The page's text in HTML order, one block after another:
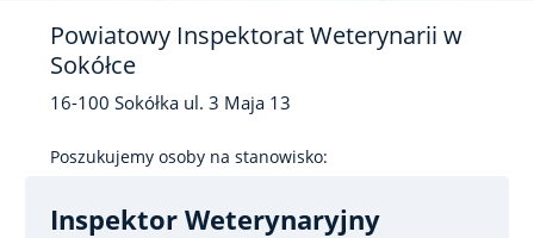
Powiatowy Inspektorat Weterynarii w
Sokółce
16-100 Sokółka ul. 3 Maja 13
Poszukujemy osoby na stanowisko:
Inspektor Weterynaryjny